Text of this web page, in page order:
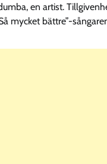
en artist.
mycket bättre”-